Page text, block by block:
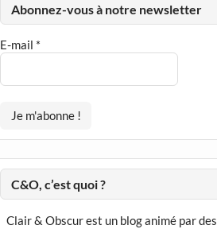
Abonnez-vous à notre newsletter
E-mail *
C&O, c’est quoi ?
Clair & Obscur est un blog animé par des